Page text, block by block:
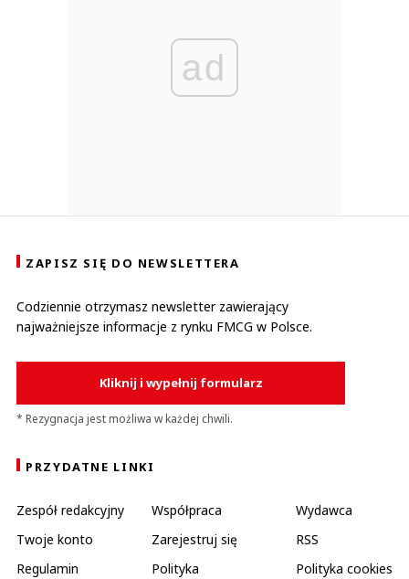
ad
ZAPISZ SIĘ DO NEWSLETTERA
Codziennie otrzymasz newsletter zawierający
najważniejsze informacje z rynku FMCG w Polsce.
Kliknij i wypełnij formularz
* Rezygnacja jest możliwa w każdej chwili.
PRZYDATNE LINKI
Zespół redakcyjny Współpraca
Wydawca
Twoje konto
Zarejestruj się
RSS
Regulamin
Polityka
Polityka cookies